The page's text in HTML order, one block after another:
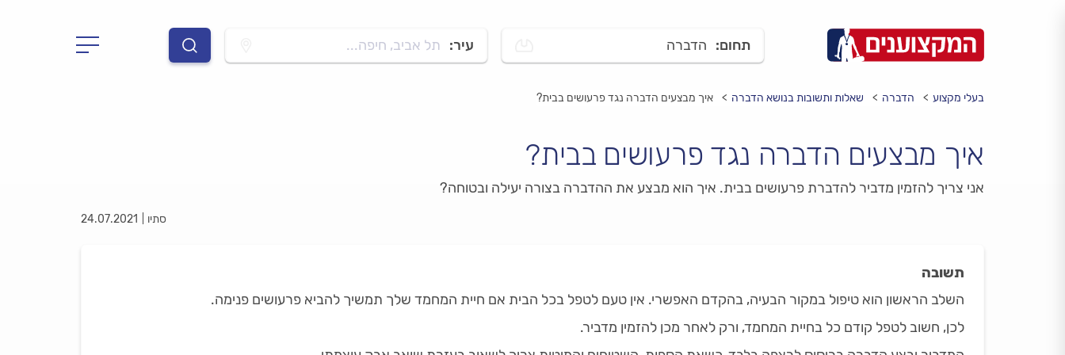
תחום: הדברה עיר: תל אביב, חיפה...
בעלי מקצוע הדברה שאלות ותשובות בנושא הדברה איך מבצעים הדברה נגד פרעושים בבית?
איך מבצעים הדברה נגד פרעושים בבית?
אני צריך להזמין מדביר להדברת פרעושים בבית. איך הוא מבצע את ההדברה בצורה יעילה ובטוחה?
סתיו 24.07.2021
תשובה
השלב הראשון הוא טיפול במקור הבעיה, בהקדם האפשרי. אין טעם לטפל בכל הבית אם חיית המחמד שלך תמשיך להביא פרעושים פנימה.
לכן, חשוב לטפל קודם כל בחיית המחמד, ורק לאחר מכן להזמין מדביר.